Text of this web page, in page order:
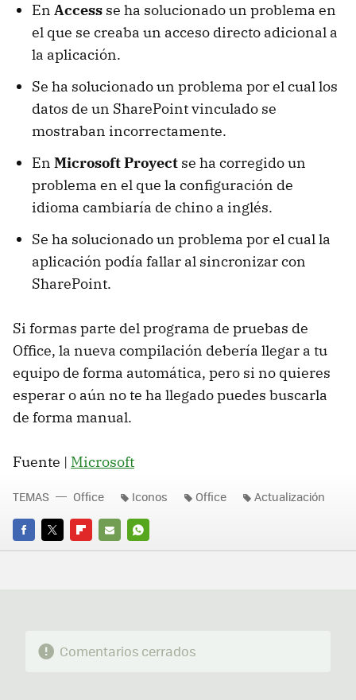
En Access se ha solucionado un problema en
el que se creaba un acceso directo adicional a
la aplicación.
Se ha solucionado un problema por el cual los
datos de un SharePoint vinculado se
mostraban incorrectamente.
En Microsoft Proyect se ha corregido un
problema en el que la configuración de
idioma cambiaría de chino a inglés.
Se ha solucionado un problema por el cual la
aplicación podía fallar al sincronizar con
SharePoint.
Si formas parte del programa de pruebas de
Office, la nueva compilación debería llegar a tu
equipo de forma automática, pero si no quieres
esperar o aún no te ha llegado puedes buscarla
de forma manual.
Fuente | Microsoft
FACEBOOK
TWITTERFLIPBOARD
E-
WHATSAPP
TEMAS Office Iconos Office Actualización
Comentarios cerrados